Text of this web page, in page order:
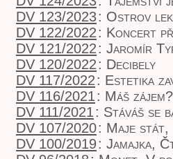
DV 123/2023: Ostrov
DV 122/2022: Koncert
DV 121/2022: Jaromír
DV 120/2022: Decibely
DV 117/2022: Estetika
DV 116/2021: Máš zájem?
DV 111/2021: Stáváš se
DV 107/2020: Maje stát,
DV 100/2019: Jamajka,